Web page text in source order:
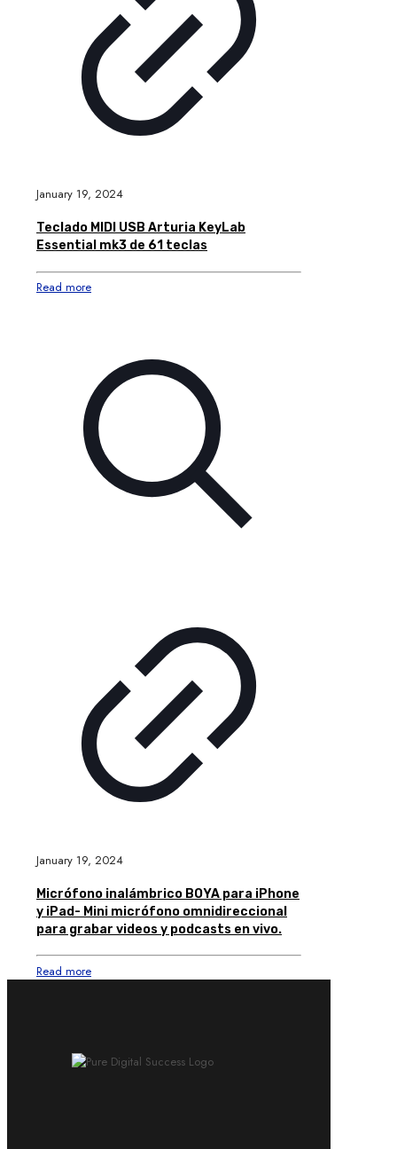
January 19, 2024
Teclado MIDI USB Arturia KeyLab
Essential mk3 de 61 teclas
Read more
January 19, 2024
Micrófono inalámbrico BOYA para iPhone
y iPad- Mini micrófono omnidireccional
para grabar videos y podcasts en vivo.
Read more